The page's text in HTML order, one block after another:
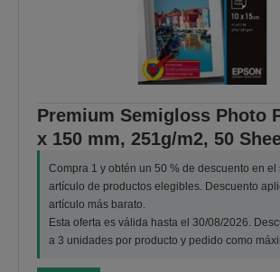
Premium Semigloss Photo
x 150 mm, 251g/m2, 50
Compra 1 y obtén un 50 % de descuento en el
artículo de productos elegibles. Descuento
artículo más barato.
Esta oferta es válida hasta el 30/08/2026.
a 3 unidades por producto y pedido como